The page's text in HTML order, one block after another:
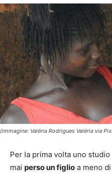
(immagine: Valéria Rodrigues Valéria via
Per la prima volta uno
mai perso un figlio a meno